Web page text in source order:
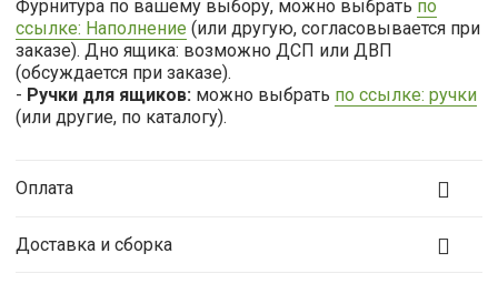
Фурнитура по вашему выбору, можно выбрать по
ссылке: Наполнение (или другую, согласовывается при
заказе). Дно ящика: возможно ДСП или ДВП
(обсуждается при заказе).
- Ручки для ящиков: можно выбрать по ссылке: ручки
(или другие, по каталогу).
Оплата
Доставка и сборка